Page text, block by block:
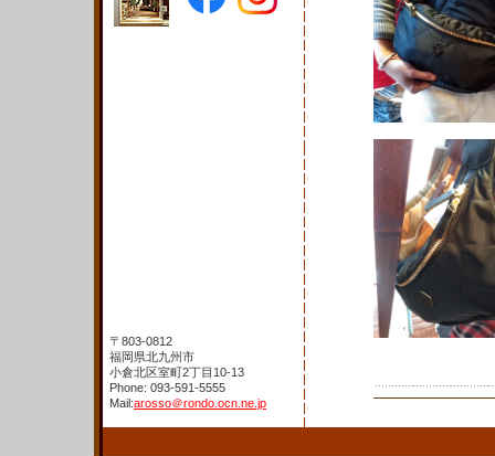
〒803-0812
福岡県北九州市
小倉北区室町2丁目10-13
Phone: 093-591-5555
Mail:arosso＠rondo.ocn.ne.jp